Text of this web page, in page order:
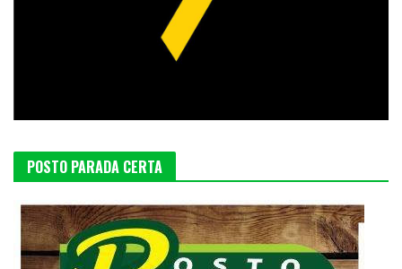
POSTO PARADA CERTA